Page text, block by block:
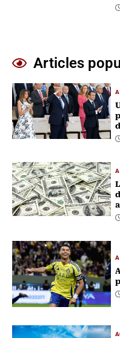
Articles
A
A
A